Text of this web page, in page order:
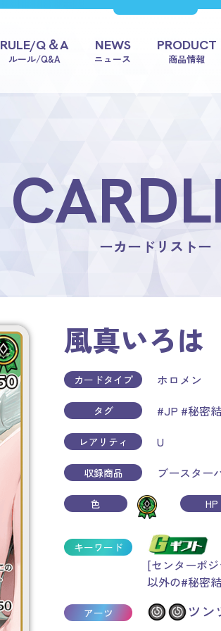
RULE/Q＆A
ルール/Q&A
NEWS
ニュース
PRODUCT
商品情報
ーカードリストー
風真いろは
カードタイプ ホロメン
タグ #JP #秘密
レアリティ U
収録商品 ブースター
色 HP
キーワード
[センターポ
以外の#秘密
アーツ ツ